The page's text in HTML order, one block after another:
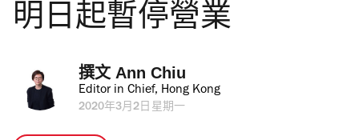
明日起暫停營業
撰文 Ann Chiu
Editor in Chief, Hong Kong
2020年3月2日星期一